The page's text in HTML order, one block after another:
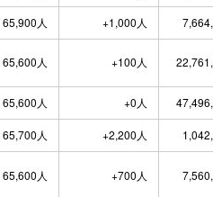
65,900人 +1,000人
65,600人 +100人
65,600人 +0人
65,700人 +2,200人
65,600人 +700人